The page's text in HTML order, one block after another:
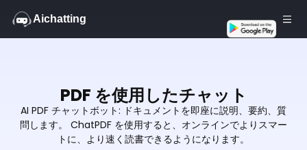
Aichatting
無料
PDF を使用したチャット
AI PDF チャットボット: ドキュメントを即座に説明、要約、質
問します。 ChatPDF を使用すると、オンラインでよりスマー
トに、より速く読書できるようになります。